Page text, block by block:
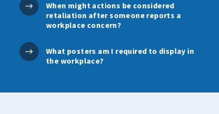
When might actions be considered
retaliation after someone reports a
workplace concern?
What posters am I required to display in
the workplace?